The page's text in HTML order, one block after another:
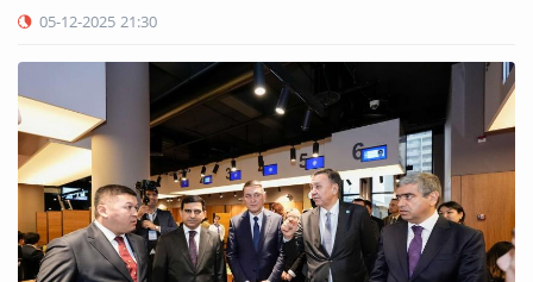
05-12-2025 21:30